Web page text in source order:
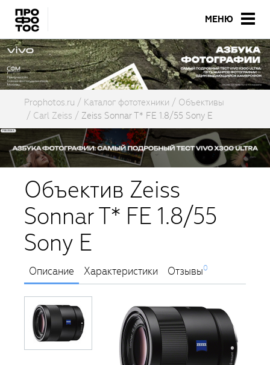
МЕНЮ
Prophotos.ru Каталог фототехники
Объективы
Carl Zeiss
Zeiss Sonnar T* FE 1.8/55 Sony E
Объектив Zeiss
Sonnar T* FE 1.8/55
Sony E
Описание Характеристики Отзывы0